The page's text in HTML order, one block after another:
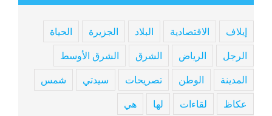
إيلاف الاقتصادية البلاد الجزيرة الحياة
الرجل الرياض الشرق الشرق الأوسط
المدينة الوطن تصريحات سيدتي شمس
عكاظ لقاءات لها هي